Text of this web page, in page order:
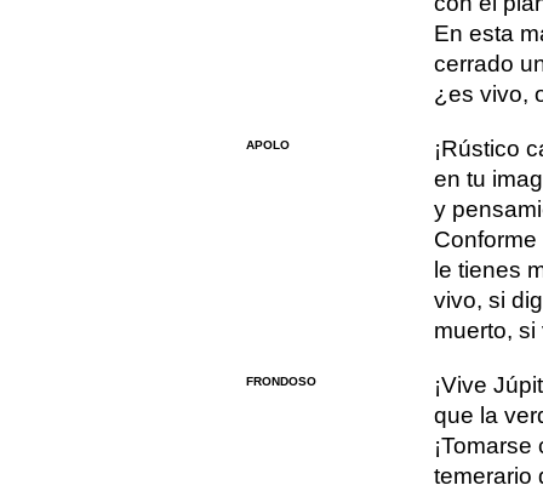
En esta
cerrado
¿es vivo,
APOLO
¡Rústico
en tu
y
le tienes
vivo, si
muerto, si
FRONDOSO
¡Vive
que la
temerario